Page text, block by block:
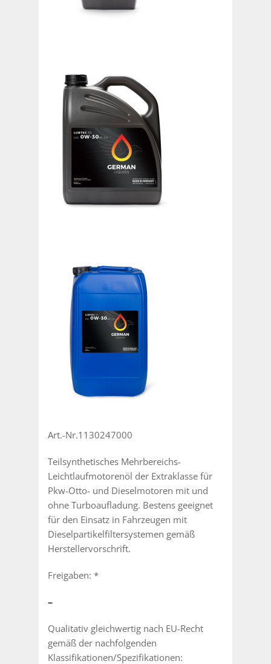
Art.-Nr.1130247000
Teilsynthetisches Mehrbereichs-
Leichtlaufmotorenöl der Extraklasse für
Pkw-Otto- und Dieselmotoren mit und
ohne Turboaufladung. Bestens geeignet
für den Einsatz in Fahrzeugen mit
Dieselpartikelfiltersystemen gemäß
Herstellervorschrift.
Freigaben: *
–
Qualitativ gleichwertig nach EU-Recht
gemäß der nachfolgenden
Klassifikationen/Spezifikationen: